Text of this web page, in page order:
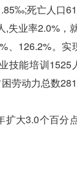
死亡人口
业率2.0%，
、126.2%。
技能培训
劳动力总数
大3.0个百分